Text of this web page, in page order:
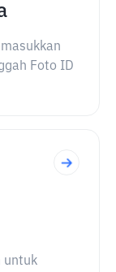
Foto ID
untuk